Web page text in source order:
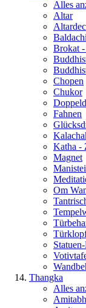
Alles
Altar
Brokat
Chopen
Chukor
Fahnen
Katha -
Magnet
Om
Thangka
Alles